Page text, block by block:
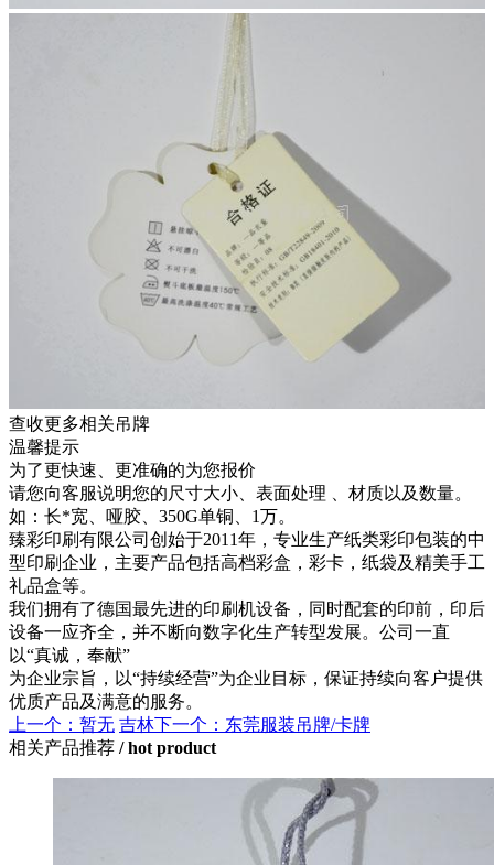
查收更多相关吊牌
温馨提示
为了更快速、更准确的为您报价
请您向客服说明您的尺寸大小、表面处理 、材质以及数量。
如：长*宽、哑胶、350G单铜、1万。
臻彩印刷有限公司创始于2011年，专业生产纸类彩印包装的中
型印刷企业，主要产品包括高档彩盒，彩卡，纸袋及精美手工
礼品盒等。
我们拥有了德国最先进的印刷机设备，同时配套的印前，印后
设备一应齐全，并不断向数字化生产转型发展。公司一直
以“真诚，奉献”
为企业宗旨，以“持续经营”为企业目标，保证持续向客户提供
优质产品及满意的服务。
上一个：暂无 吉林下一个：东莞服装吊牌/卡牌
相关产品推荐 / hot product